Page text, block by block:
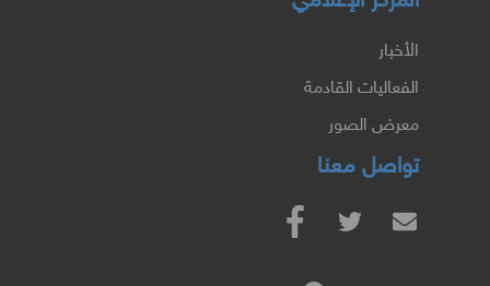
الأخبار
الفعاليات القادمة
معرض الصور
تواصل معنا